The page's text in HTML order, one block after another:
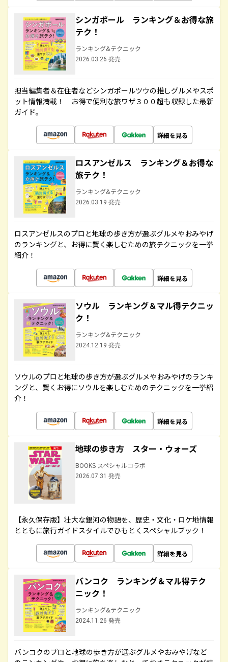
シンガポール ランキング＆お得な旅
テク！
ランキング&テクニック
2026.03.26 発売
担当編集者＆在住者などシンガポールツウの推しグルメやスポ
ット情報満載！ お得で便利な旅ワザ３００超も収録した最新
ガイド。
詳細を見る
ロスアンゼルス ランキング＆お得な
旅テク！
ランキング&テクニック
2026.03.19 発売
ロスアンゼルスのプロと地球の歩き方が選ぶグルメやおみやげ
のランキングと、お得に賢く楽しむための旅テクニックを一挙
紹介！
詳細を見る
ソウル ランキング＆マル得テクニッ
ク！
ランキング&テクニック
2024.12.19 発売
ソウルのプロと地球の歩き方が選ぶグルメやおみやげのランキ
ングと、賢くお得にソウルを楽しむためのテクニックを一挙紹
介！
詳細を見る
地球の歩き方 スター・ウォーズ
BOOKS スペシャルコラボ
2026.07.31 発売
【永久保存版】壮大な銀河の物語を、歴史・文化・ロケ地情報
とともに旅行ガイドスタイルでひもとくスペシャルブック！
詳細を見る
バンコク ランキング＆マル得テク
ニック！
ランキング&テクニック
2024.11.26 発売
バンコクのプロと地球の歩き方が選ぶグルメやおみやげなど